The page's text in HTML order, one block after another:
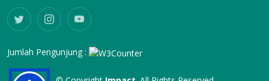
Jumlah Pengunjung :